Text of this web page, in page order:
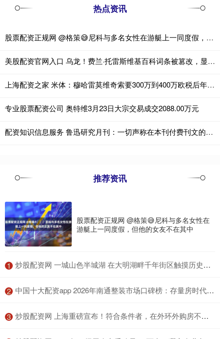
热点资讯
股票配资正规网 @格策😅尼科与多名女性在游艇上一同度假，但他的女友不在其中
美股配资官网入口 乌龙！费兰·托雷斯维基百科词条被篡改，显示下赛季加盟利物浦
上海配资之家 米体：穆哈雷莫维奇索要300万到400万欧税后年薪，尤文认为太高
专业股票配资公司 奥特维3月23日大宗交易成交2088.00万元
配资知识信息服务 鲁迅研究月刊：一切声称在本刊付费刊文的，均系骗钱的不法行为
推荐资讯
股票配资正规网 @格策😅尼科与多名女性在
游艇上一同度假，但他的女友不在其中
1 ​炒股配资网 一城山色半城湖 在大明湖畔千年街区触摸历史痕迹
2 ​中国十大配资app 2026年南通整装市场口碑榜：存量房时代，破解“放心装”难题
3 ​炒股配资网 上海重磅宣布！符合条件者，在外环外购房不限套数